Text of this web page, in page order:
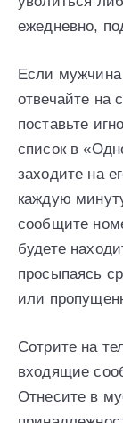
ежедневно,
Если мужчина
отвечайте на
поставьте
список в
заходите на
каждую
сообщите
будете
просыпаясь
или
Сотрите на
входящие
Отнесите в